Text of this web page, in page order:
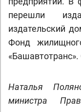
перешли
издательский
Фонд
Наталья
министра